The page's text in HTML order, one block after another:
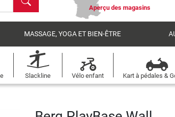
Aperçu des magasins
MASSAGE, YOGA ET BIEN-ÊTRE
Slackline Vélo enfant Kart à pédales &